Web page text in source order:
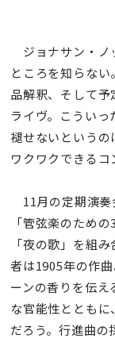
ジョナサン・ノ
ところを知らな
品解釈、そして
ライヴ。こうい
褪せないという
ワクワクできるコ
11月の定期演奏
「管弦楽のため
「夜の歌」を組
者は1905年の作
ーンの香りを伝
な官能性ととも
だろう。行進曲